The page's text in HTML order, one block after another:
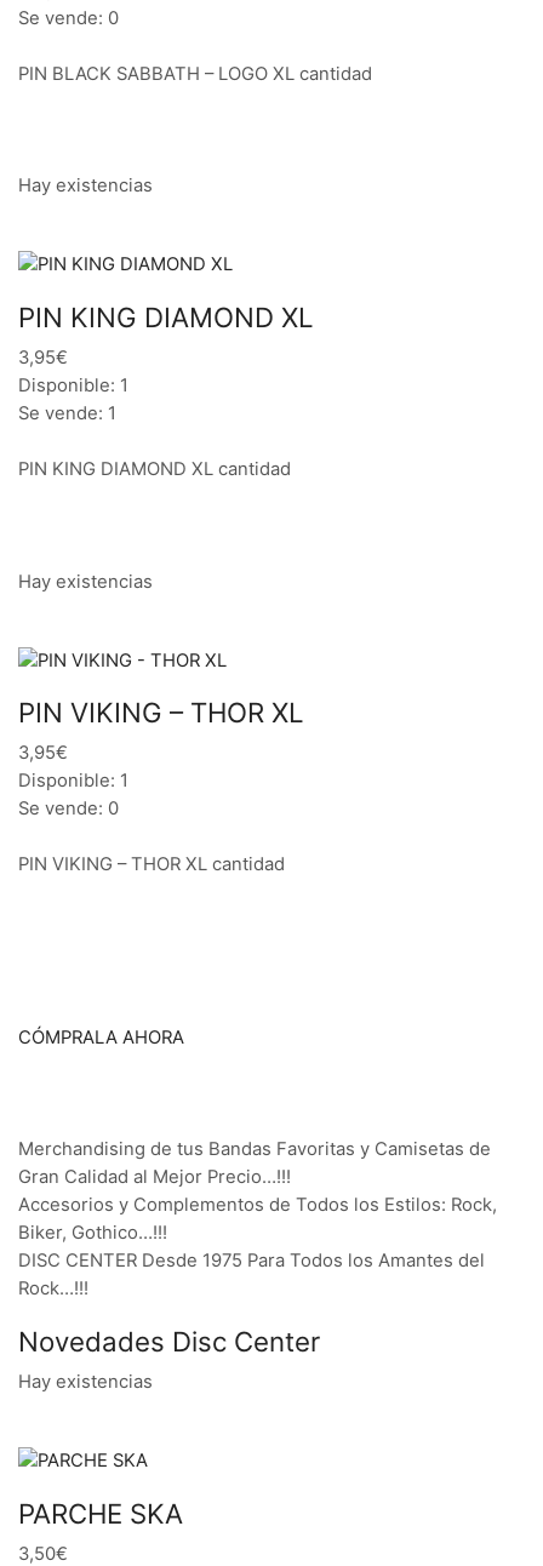
Se vende: 0
PIN BLACK SABBATH – LOGO XL cantidad
Hay existencias
PIN KING DIAMOND XL
3,95€
Disponible: 1
Se vende: 1
PIN KING DIAMOND XL cantidad
Hay existencias
PIN VIKING – THOR XL
3,95€
Disponible: 1
Se vende: 0
PIN VIKING – THOR XL cantidad
CÓMPRALA AHORA
Merchandising de tus Bandas Favoritas y Camisetas de
Gran Calidad al Mejor Precio…!!!
Accesorios y Complementos de Todos los Estilos: Rock,
Biker, Gothico…!!!
DISC CENTER Desde 1975 Para Todos los Amantes del
Rock…!!!
Novedades Disc Center
Hay existencias
PARCHE SKA
3,50€